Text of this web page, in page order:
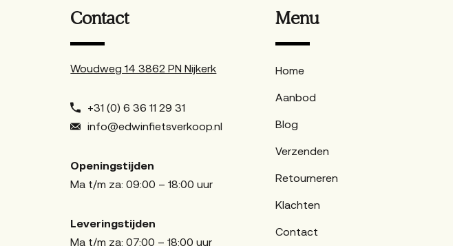
Contact
Woudweg 14 3862 PN Nijkerk
+31 (0) 6 36 11 29 31
info@edwinfietsverkoop.nl
Openingstijden
Ma t/m za: 09:00 – 18:00 uur
Leveringstijden
Ma t/m za: 07:00 – 18:00 uur
Menu
Home
Aanbod
Blog
Verzenden
Retourneren
Klachten
Contact